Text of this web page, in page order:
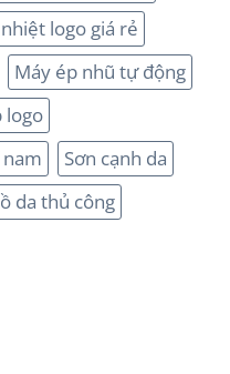
logo giá rẻ
Máy ép nhũ tự động
logo
nam
Sơn cạnh da
da thủ công